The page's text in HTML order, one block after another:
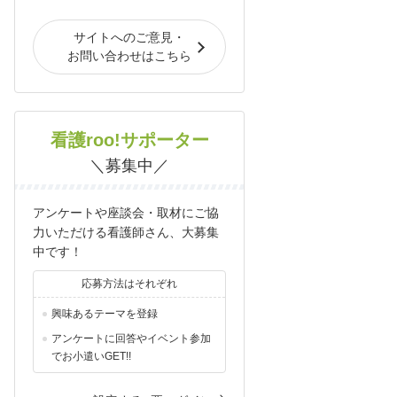
サイトへのご意見・
お問い合わせはこちら
看護roo!サポーター
＼募集中／
アンケートや座談会・取材にご協
力いただける看護師さん、大募集
中です！
応募方法はそれぞれ
興味あるテーマを登録
アンケートに回答やイベント参加
でお小遣いGET!!